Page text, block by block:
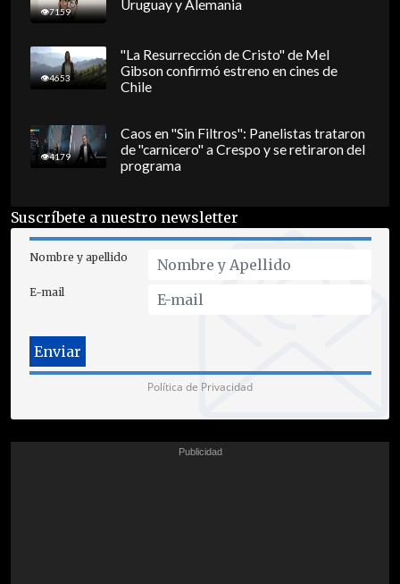
7159 Uruguay y Alemania
4653
"La Resurrección de Cristo" de Mel
Gibson confirmó estreno en cines de
Chile
4179
Caos en "Sin Filtros": Panelistas trataron
de "carnicero" a Crespo y se retiraron del
programa
Suscríbete a nuestro newsletter
Nombre y apellido
E-mail
Política de Privacidad